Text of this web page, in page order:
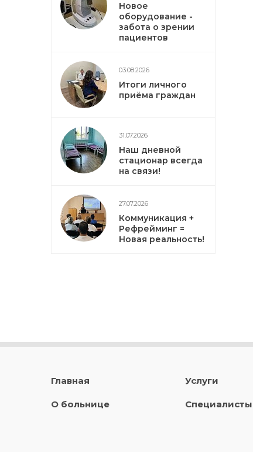
Новое
оборудование -
забота о зрении
пациентов
03.08.2026
Итоги личного
приёма граждан
31.07.2026
Наш дневной
стационар всегда
на связи!
27.07.2026
Коммуникация +
Рефрейминг =
Новая реальность!
Главная
О больнице
Услуги
Специалисты